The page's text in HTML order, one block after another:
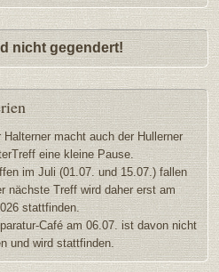
nicht gegendert!
Halterner macht auch der Hullerner
eine kleine Pause.
im Juli (01.07. und 15.07.) fallen
nächste Treff wird daher erst am
stattfinden.
Café am 06.07. ist davon nicht
und wird stattfinden.